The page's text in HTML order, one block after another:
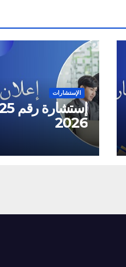
الإستشارات
2026